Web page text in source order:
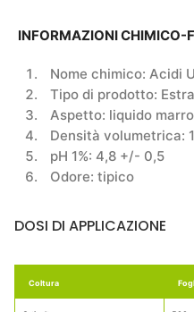
INFORMAZIONI CHIMICO-
Nome chimico: Acidi
Tipo di prodotto:
Aspetto: liquido
Densità volumetrica:
pH 1%: 4,8 +/- 0,5
Odore: tipico
DOSI DI APPLICAZIONE
Coltura